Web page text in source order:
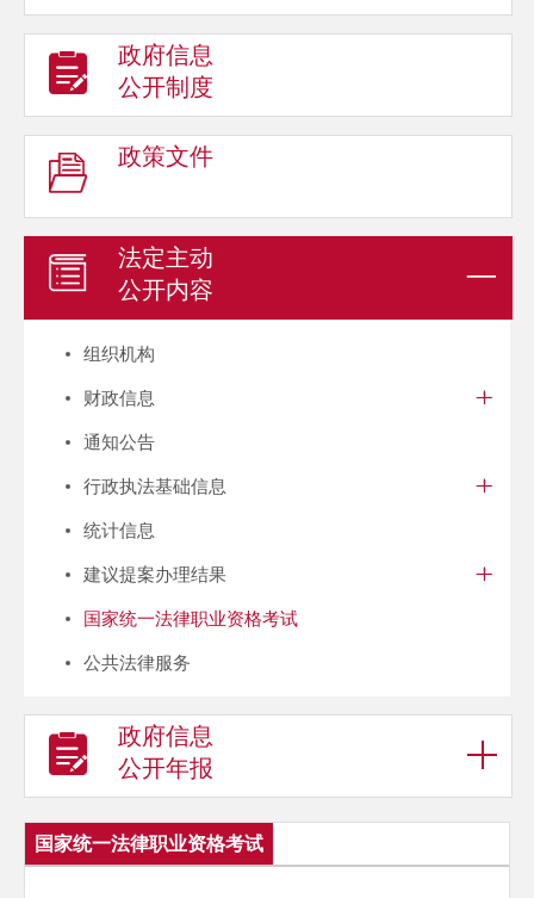
政府信息
公开制度
政策文件
法定主动
公开内容
组织机构
财政信息
通知公告
行政执法基础信息
统计信息
建议提案办理结果
国家统一法律职业资格考试
公共法律服务
政府信息
公开年报
国家统一法律职业资格考试